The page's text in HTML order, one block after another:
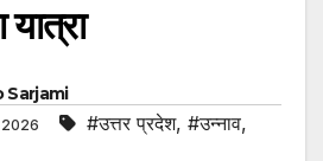
Sarjami
2026 #उत्तर प्रदेश, #उन्नाव,